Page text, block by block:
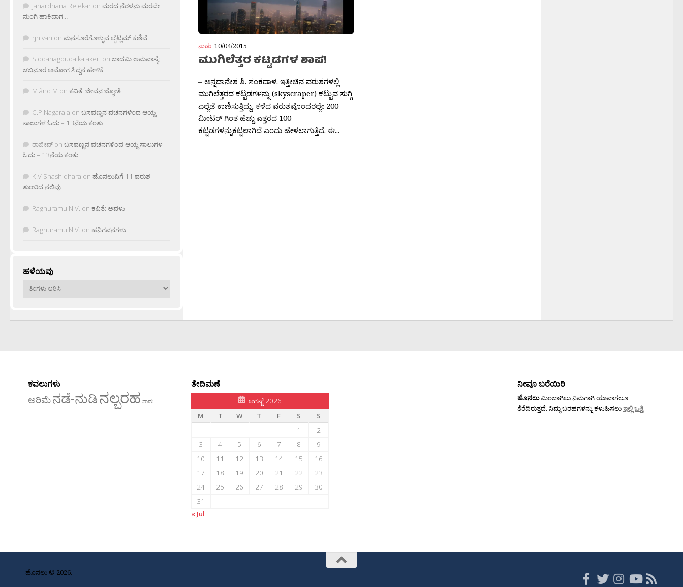
ನಾಡು 10/04/2015
ಮುಗಿಲೆತ್ತರ ಕಟ್ಟಡಗಳ ಶಾಪ!
– ಅನ್ನದಾನೇಶ ಶಿ. ಸಂಕದಾಳ. ಇತ್ತೀಚಿನ ವರುಶಗಳಲ್ಲಿ
ಮುಗಿಲೆತ್ತರದ ಕಟ್ಟಡಗಳನ್ನು (skyscraper) ಕಟ್ಟುವ ಸುಗ್ಗಿ
ಎಲ್ಲೆಡೆ ಕಾಣಿಸುತ್ತಿದ್ದು, ಕಳೆದ ವರುಶವೊಂದರಲ್ಲೇ 200
ಮೀಟರ್ ಗಿಂತ ಹೆಚ್ಚು ಎತ್ತರದ 100
ಕಟ್ಟಡಗಳನ್ನುಕಟ್ಟಲಾಗಿದೆ ಎಂದು ಹೇಳಲಾಗುತ್ತಿದೆ. ಈ...
Janardhana Relekar on ಮರದ ನೆರಳನು ಮರವೇ
ನುಂಗಿ ಹಾಕಿದಾಗ…
rjnivah on ಮನಸೂರೆಗೊಳ್ಳುವ ಲೈಟ್ಲಮ್ ಕಣಿವೆ
Siddanagouda kalakeri on ಬಾದಮಿ ಅಮವಾಸ್ಯೆ:
ಚಬನೂರ ಅಮೋಗ ಸಿದ್ದನ ಹೇಳಿಕೆ
M âñd M on ಕವಿತೆ: ಜೀವನ ಜ್ಯೋತಿ
C.P.Nagaraja on ಬಸವಣ್ಣನ ವಚನಗಳಿಂದ ಆಯ್ದ
ಸಾಲುಗಳ ಓದು – 13ನೆಯ ಕಂತು
ರಾಜೀವ್ on ಬಸವಣ್ಣನ ವಚನಗಳಿಂದ ಆಯ್ದ ಸಾಲುಗಳ
ಓದು – 13ನೆಯ ಕಂತು
K.V Shashidhara on ಹೊನಲುವಿಗೆ 11 ವರುಶ
ತುಂಬಿದ ನಲಿವು
Raghuramu N.V. on ಕವಿತೆ: ಅವಳು
Raghuramu N.V. on ಹನಿಗವನಗಳು
ಹಳೆಯವು
ಹಳೆಯವು
ಕವಲುಗಳು
ಅರಿಮೆನಡೆ-ನುಡಿನಲ್ಬರಹ ನಾಡು
ತೇದಿಮಣೆ
ಆಗಸ್ಟ್ 2026
M
T W T F S
S
1
2
3
4 5 6 7 8
9
10
11 12 13 14 15
16
17
18 19 20 21 22
23
24
25 26 27 28 29
30
31
« Jul
ನೀವೂ ಬರೆಯಿರಿ
ಹೊನಲುಮಿಂಬಾಗಿಲು ನಿಮಗಾಗಿ ಯಾವಾಗಲೂ
ತೆರೆದಿರುತ್ತದೆ. ನಿಮ್ಮ ಬರಹಗಳನ್ನು ಕಳುಹಿಸಲುಇಲ್ಲಿ ಒತ್ತಿ.
ಹೊನಲು © 2026.